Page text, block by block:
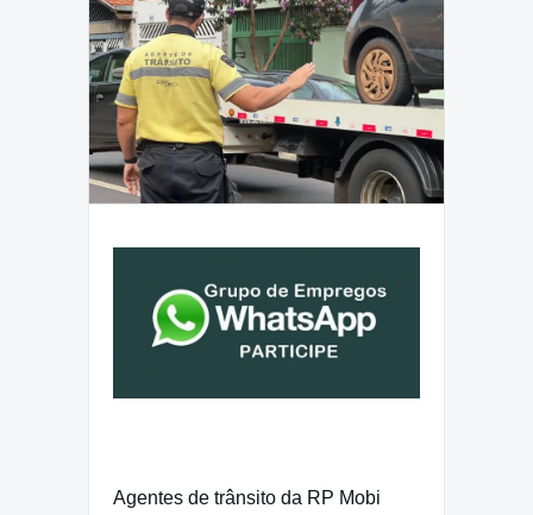
Agentes de trânsito da RP Mobi